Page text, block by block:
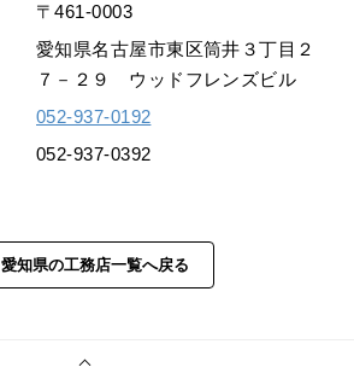
〒461-0003
愛知県名古屋市東区筒井３丁目２
７－２９ ウッドフレンズビル
052-937-0192
052-937-0392
愛知県の工務店一覧へ戻る